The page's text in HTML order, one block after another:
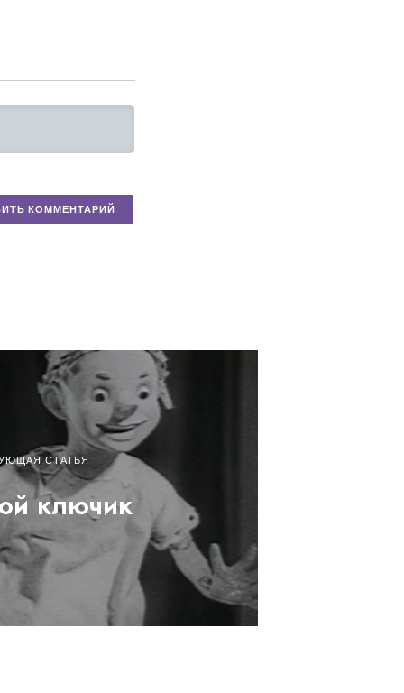
СТАТЬЯ
ключик